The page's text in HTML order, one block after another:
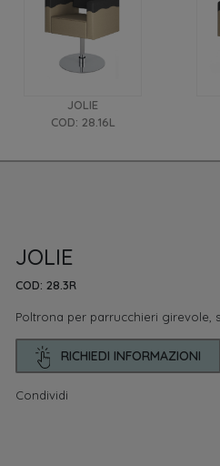
JOLIE
COD: 28.16L
JOLIE
COD: 28.3R
Poltrona per parrucchieri girevole,
RICHIEDI INFORMAZIONI
Condividi